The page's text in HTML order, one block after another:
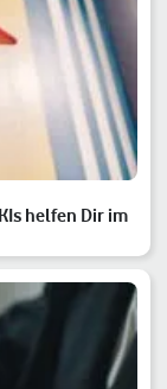
helfen Dir im